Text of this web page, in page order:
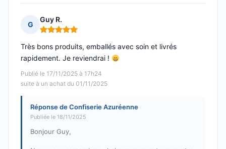
G
Guy R.
Note : 5 sur 5
Publié le 17/11/2025 à 17h24
suite à un achat du 01/11/2025
Très bons produits, emballés avec soin et livrés
rapidement. Je reviendrai !
Réponse de Confiserie Azuréenne
Publiée le 18/11/2025
Bonjour Guy,